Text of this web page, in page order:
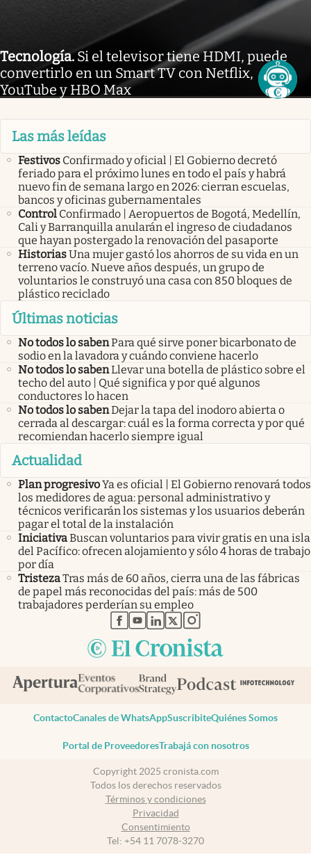
Tecnología.Si el televisor tiene HDMI, puede
convertirlo en un Smart TV con Netflix,
YouTube y HBO Max
Las más leídas
Festivos Confirmado y oficial | El Gobierno decretó
feriado para el próximo lunes en todo el país y habrá
nuevo fin de semana largo en 2026: cierran escuelas,
bancos y oficinas gubernamentales
Control Confirmado | Aeropuertos de Bogotá, Medellín,
Cali y Barranquilla anularán el ingreso de ciudadanos
que hayan postergado la renovación del pasaporte
HistoriasUna mujer gastó los ahorros de su vida en un
terreno vacío. Nueve años después, un grupo de
voluntarios le construyó una casa con 850 bloques de
plástico reciclado
Últimas noticias
No todos lo sabenPara qué sirve poner bicarbonato de
sodio en la lavadora y cuándo conviene hacerlo
No todos lo sabenLlevar una botella de plástico sobre el
techo del auto | Qué significa y por qué algunos
conductores lo hacen
No todos lo sabenDejar la tapa del inodoro abierta o
cerrada al descargar: cuál es la forma correcta y por qué
recomiendan hacerlo siempre igual
Actualidad
Plan progresivoYa es oficial | El Gobierno renovará todos
los medidores de agua: personal administrativo y
técnicos verificarán los sistemas y los usuarios deberán
pagar el total de la instalación
IniciativaBuscan voluntarios para vivir gratis en una isla
del Pacífico: ofrecen alojamiento y sólo 4 horas de trabajo
por día
TristezaTras más de 60 años, cierra una de las fábricas
de papel más reconocidas del país: más de 500
trabajadores perderían su empleo
abre en nueva pestaña
abre en nueva pestaña
abre en nueva pestaña
abre en nueva pestaña
abre en nueva pestaña
ContactoCanales de WhatsAppSuscribiteQuiénes Somos
Portal de ProveedoresTrabajá con nosotros
Copyright 2025 cronista.com
Todos los derechos reservados
Términos y condiciones
Privacidad
Consentimiento
Tel: +54 11 7078-3270